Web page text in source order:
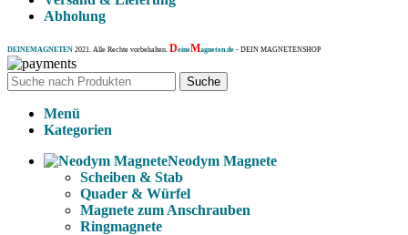
Abholung
DEINEMAGNETEN 2021. Alle Rechte vorbehalten. DeineMagneten.de - DEIN MAGNETENSHOP
Suche
Menü
Kategorien
Neodym Magnete
Scheiben & Stab
Quader & Würfel
Magnete zum Anschrauben
Ringmagnete